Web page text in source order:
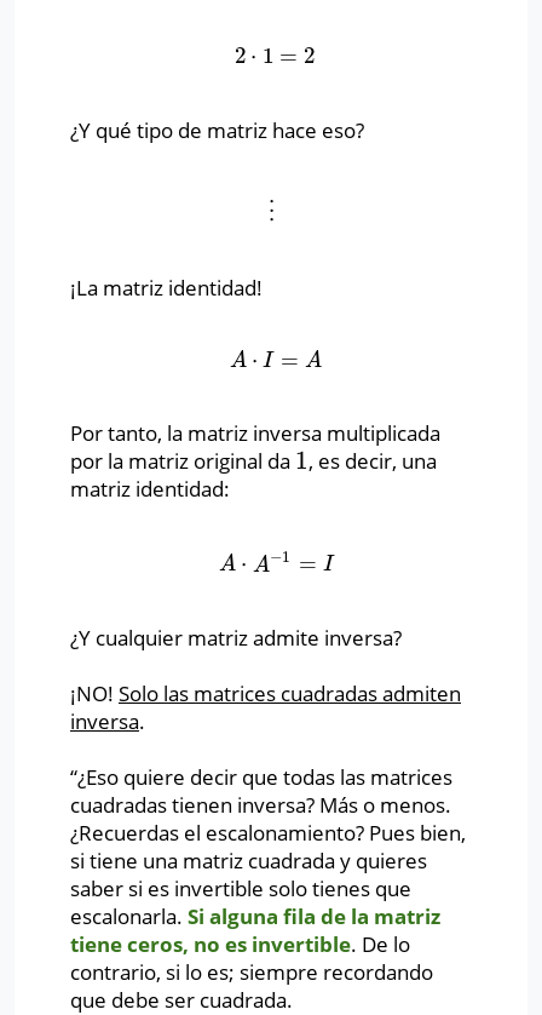
2 ⋅ 1 = 2
2 1 =2
¿Y qué tipo de matriz hace eso?
⋮⋮
¡La matriz identidad!
A ⋅ I = A
A ⋅I= A
Por tanto, la matriz inversa multiplicada
por la matriz original da 1
1, es decir, una
matriz identidad:
A ⋅ A−1 = I
A ⋅A−1 I
¿Y cualquier matriz admite inversa?
¡NO! Solo las matrices cuadradas admiten
inversa.
“¿Eso quiere decir que todas las matrices
cuadradas tienen inversa? Más o menos.
¿Recuerdas el escalonamiento? Pues bien,
si tiene una matriz cuadrada y quieres
saber si es invertible solo tienes que
escalonarla. Si alguna fila de la matriz
tiene ceros, no es invertible. De lo
contrario, si lo es; siempre recordando
que debe ser cuadrada.